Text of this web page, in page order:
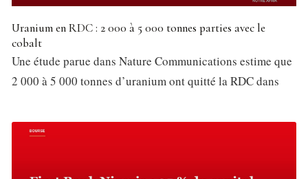
Uranium en RDC : 2 000 à 5 000 tonnes parties avec le
cobalt
Une étude parue dans Nature Communications estime que
2 000 à 5 000 tonnes d’uranium ont quitté la RDC dans